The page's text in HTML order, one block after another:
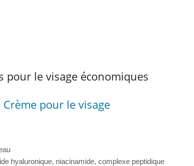
pour le visage économiques
pour le visage
hyaluronique, niacinamide, complexe peptidique